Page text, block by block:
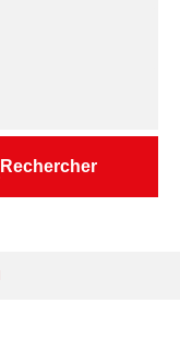
Rechercher